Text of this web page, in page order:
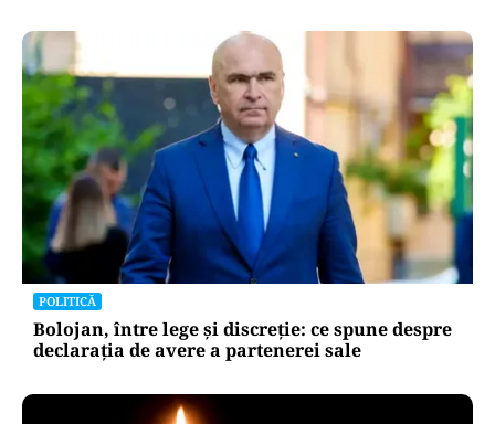
POLITICĂ
Bolojan, între lege și discreție: ce spune despre
declarația de avere a partenerei sale